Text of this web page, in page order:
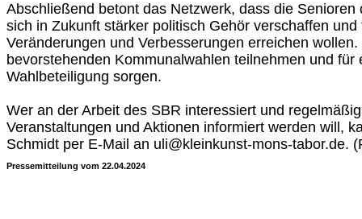
Abschließend betont das Netzwerk, dass die Senioren
sich in Zukunft stärker politisch Gehör verschaffen und
Veränderungen und Verbesserungen erreichen
bevorstehenden Kommunalwahlen teilnehmen und für
Wahlbeteiligung sorgen.
Wer an der Arbeit des SBR interessiert und
Veranstaltungen und Aktionen informiert werden will,
Schmidt per E-Mail an uli@kleinkunst-mons-tabor.de.
Pressemitteilung vom 22.04.2024